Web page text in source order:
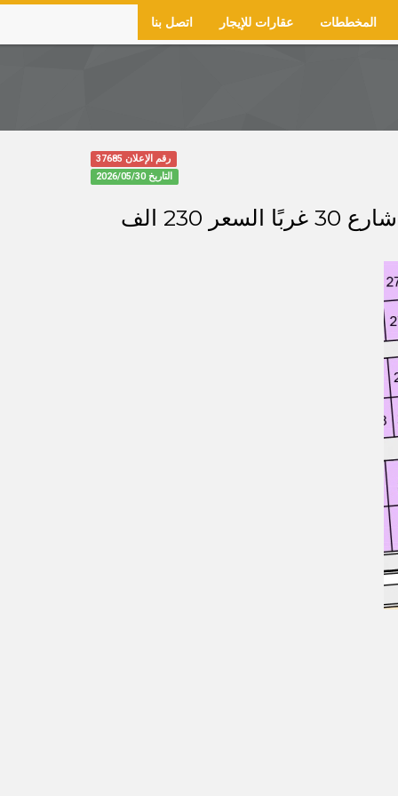
اتصل بنا عقارات للإيجار المخططات
رقم الإعلان 37685
التاريخ 2026/05/30